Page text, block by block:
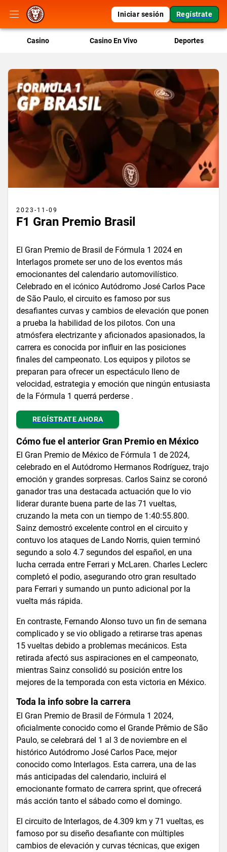
Iniciar sesión Regístrate
Casino Casino En Vivo Deportes
2023-11-09
F1 Gran Premio Brasil
El Gran Premio de Brasil de Fórmula 1 2024 en
Interlagos promete ser uno de los eventos más
emocionantes del calendario automovilístico.
Celebrado en el icónico Autódromo José Carlos Pace
de São Paulo, el circuito es famoso por sus
desafiantes curvas y cambios de elevación que ponen
a prueba la habilidad de los pilotos. Con una
atmósfera electrizante y aficionados apasionados, la
carrera es conocida por influir en las posiciones
finales del campeonato. Los equipos y pilotos se
preparan para ofrecer un espectáculo lleno de
velocidad, estrategia y emoción que ningún entusiasta
de la Fórmula 1 querrá perderse .
REGÍSTRATE AHORA
Cómo fue el anterior Gran Premio en México
El Gran Premio de México de Fórmula 1 de 2024,
celebrado en el Autódromo Hermanos Rodríguez, trajo
emoción y grandes sorpresas. Carlos Sainz se coronó
ganador tras una destacada actuación que lo vio
liderar durante buena parte de las 71 vueltas,
cruzando la meta con un tiempo de 1:40:55.800.
Sainz demostró excelente control en el circuito y
contuvo los ataques de Lando Norris, quien terminó
segundo a solo 4.7 segundos del español, en una
lucha cerrada entre Ferrari y McLaren. Charles Leclerc
completó el podio, asegurando otro gran resultado
para Ferrari y sumando un punto adicional por la
vuelta más rápida.
En contraste, Fernando Alonso tuvo un fin de semana
complicado y se vio obligado a retirarse tras apenas
15 vueltas debido a problemas mecánicos. Esta
retirada afectó sus aspiraciones en el campeonato,
mientras Sainz consolidó su posición entre los
mejores de la temporada con esta victoria en México.
Toda la info sobre la carrera
El Gran Premio de Brasil de Fórmula 1 2024,
oficialmente conocido como el Grande Prêmio de São
Paulo, se celebrará del 1 al 3 de noviembre en el
histórico Autódromo José Carlos Pace, mejor
conocido como Interlagos. Esta carrera, una de las
más anticipadas del calendario, incluirá el
emocionante formato de carrera sprint, que ofrecerá
más acción tanto el sábado como el domingo.
El circuito de Interlagos, de 4.309 km y 71 vueltas, es
famoso por su diseño desafiante con múltiples
cambios de elevación y curvas técnicas, que exigen